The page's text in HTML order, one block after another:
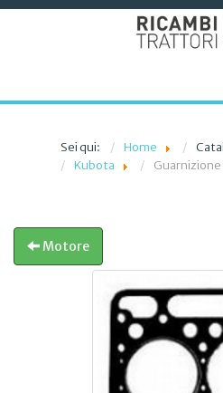
Sei qui: Home
Kubota
Motore